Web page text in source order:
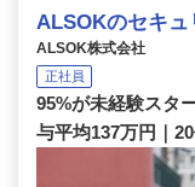
ALSOKのセキ
ALSOK株式会社
正社員
95%が未経験スタ
与平均137万円｜